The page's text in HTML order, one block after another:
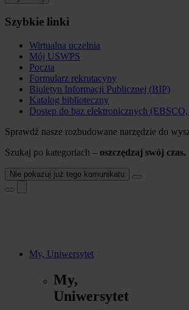
Szybkie linki
Wirtualna uczelnia
Mój USWPS
Poczta
Formularz rekrutacyny
Biuletyn Informacji Publicznej (BIP)
Katalog biblioteczny
Dostęp do baz elektronicznych
Sprawdź nasze rozbudowane narzędzie do
Szukaj po kategoriach – oszczędzaj swój czas.
Nie pokazuj już tego komunikatu
My, Uniwersytet
My,
Uniwersytet